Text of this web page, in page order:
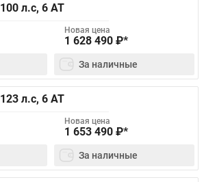
100 л.с, 6 AT
Новая цена
1 628 490 ₽*
За наличные
123 л.с, 6 AT
Новая цена
1 653 490 ₽*
За наличные